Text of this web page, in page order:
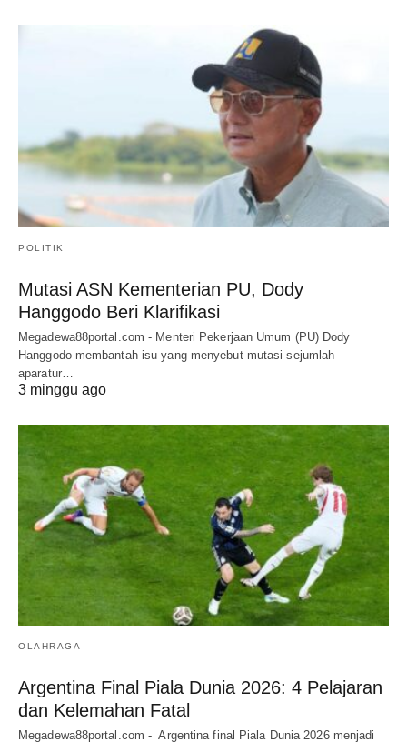
POLITIK
Mutasi ASN Kementerian PU, Dody
Hanggodo Beri Klarifikasi
Megadewa88portal.com - Menteri Pekerjaan Umum (PU) Dody
Hanggodo membantah isu yang menyebut mutasi sejumlah
aparatur…
3 minggu ago
OLAHRAGA
Argentina Final Piala Dunia 2026: 4 Pelajaran
dan Kelemahan Fatal
Megadewa88portal.com - Argentina final Piala Dunia 2026 menjadi